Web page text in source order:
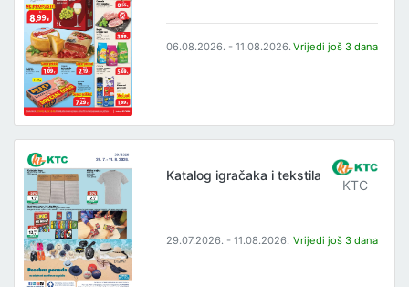
06.08.2026. - 11.08.2026. Vrijedi još 3 dana
Katalog igračaka i tekstila
KTC
29.07.2026. - 11.08.2026. Vrijedi još 3 dana